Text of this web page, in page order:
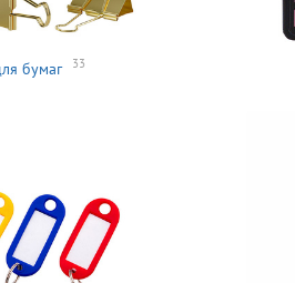
бумаг 33